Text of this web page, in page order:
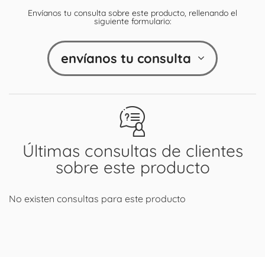
Últimas consultas de clientes
sobre este producto
No existen consultas para este producto
Envíanos tu consulta sobre este producto, rellenando el
siguiente formulario:
envíanos tu consulta